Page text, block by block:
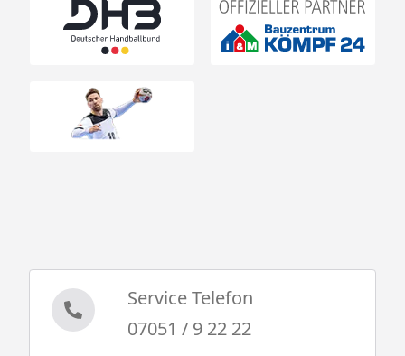
Service Telefon
07051 / 9 22 22